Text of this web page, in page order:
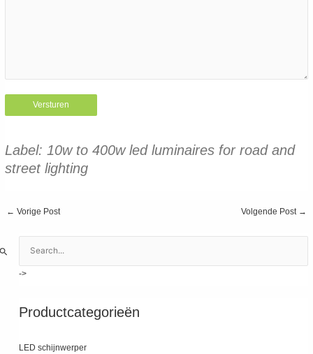
Label: 10w to 400w led luminaires for road and
street lighting
Bericht
← Vorige Post Volgende Post →
e
n
Productcategorieën
LED schijnwerper